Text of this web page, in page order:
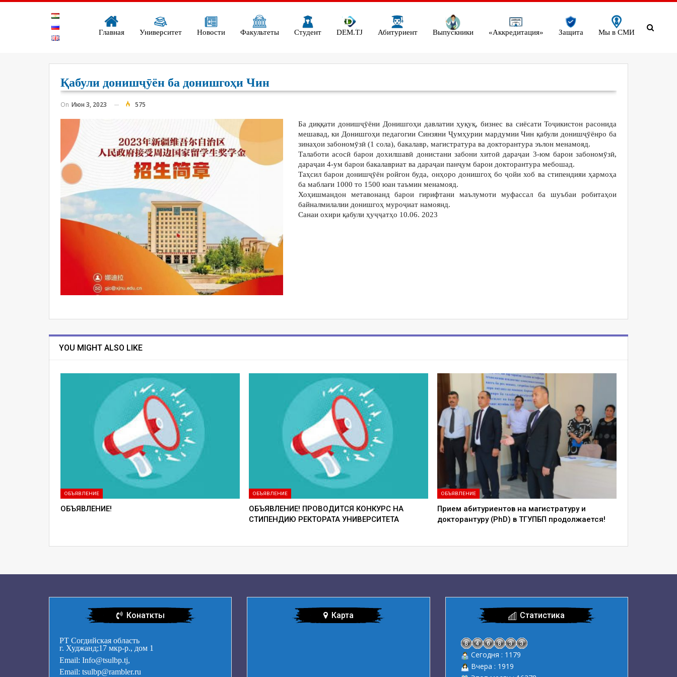
Главная Университет Новости Факультеты Студент DEM.TJ Абитуриент Выпускники «Аккредитация» Защита Мы в СМИ
Қабули донишҷӯён ба донишгоҳи Чин
On Июн 3, 2023 575
Ба диққати донишҷӯёни Донишгоҳи давлатии ҳуқуқ, бизнес ва сиёсати Тоҷикистон расонида
мешавад, ки Донишгоҳи педагогии Синзяни Ҷумҳурии мардумии Чин қабули донишҷӯёнро ба
зинаҳои забономӯзӣ (1 сола), бакалавр, магистратура ва докторантура эълон менамояд.
Талаботи асосӣ барои дохилшавӣ донистани забони хитоӣ дараҷаи 3-юм барои забономӯзӣ,
дараҷаи 4-ум барои бакалавриат ва дараҷаи панҷум барои докторантура мебошад.
Таҳсил барои донишҷӯён ройгон буда, онҳоро донишгоҳ бо ҷойи хоб ва стипендияи ҳармоҳа
ба маблағи 1000 то 1500 юан таъмин менамояд.
Хоҳишмандон метавонанд барои гирифтани маълумоти муфассал ба шуъбаи робитаҳои
байналмилалии донишгоҳ муроҷиат намоянд.
Санаи охири қабули ҳуҷҷатҳо 10.06. 2023
YOU MIGHT ALSO LIKE
ОБЪЯВЛЕНИЕ
ОБЪЯВЛЕНИЕ!
ОБЪЯВЛЕНИЕ
ОБЪЯВЛЕНИЕ! ПРОВОДИТСЯ КОНКУРС НА
СТИПЕНДИЮ РЕКТОРАТА УНИВЕРСИТЕТА
ОБЪЯВЛЕНИЕ
Прием абитуриентов на магистратуру и
докторантуру (PhD) в ТГУПБП продолжается!
Конаткты
РТ Согдийская область
г. Худжанд;17 мкр-р., дом 1
Email: Info@tsulbp.tj,
Email: tsulbp@rambler.ru
Карта Статистика
Сегодня : 1179
Вчера : 1919